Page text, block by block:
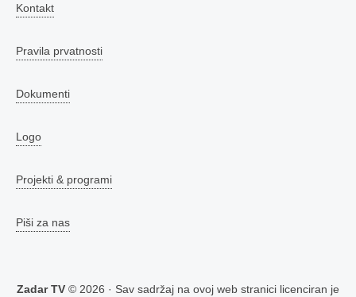
Kontakt
Pravila prvatnosti
Dokumenti
Logo
Projekti & programi
Piši za nas
Zadar TV © 2026 · Sav sadržaj na ovoj web stranici licenciran je